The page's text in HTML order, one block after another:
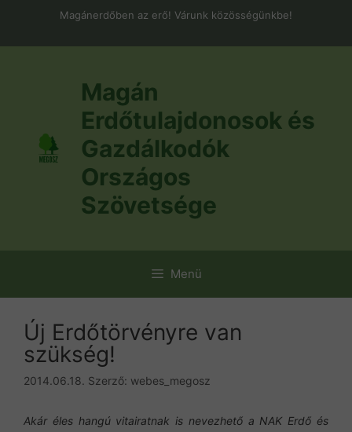
Magánerdőben az erő! Várunk közösségünkbe!
Magán
Erdőtulajdonosok és
Gazdálkodók
Országos
Szövetsége
Menü
Új Erdőtörvényre van
szükség!
2014.06.18. Szerző: webes_megosz
Akár éles hangú vitairatnak is nevezhető a NAK Erdő és